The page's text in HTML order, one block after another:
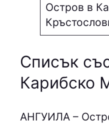
Остров в
Списък
Карибско
АНГУИЛА –